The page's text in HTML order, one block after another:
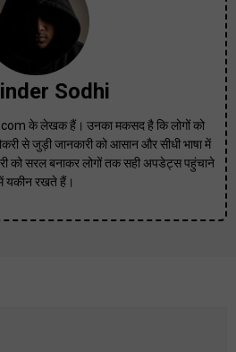
Sodhi
के लेखक हैं। उनका मकसद है कि लोगों को
से जुड़ी जानकारी को आसान और सीधी भाषा में
को सरल बनाकर लोगों तक सही अपडेट्स पहुंचाने
यकीन रखते हैं।